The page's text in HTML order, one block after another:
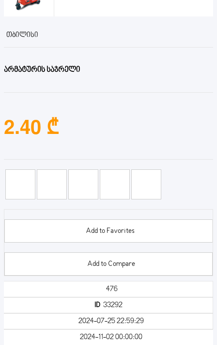
ᲗᲑᲘᲚᲘᲡᲘ
არმატურის საჯრელი
2.40 ₾
Add to Favorites
Add to Compare
476
ID33292
2024-07-25 22:59:29
2024-11-02 00:00:00